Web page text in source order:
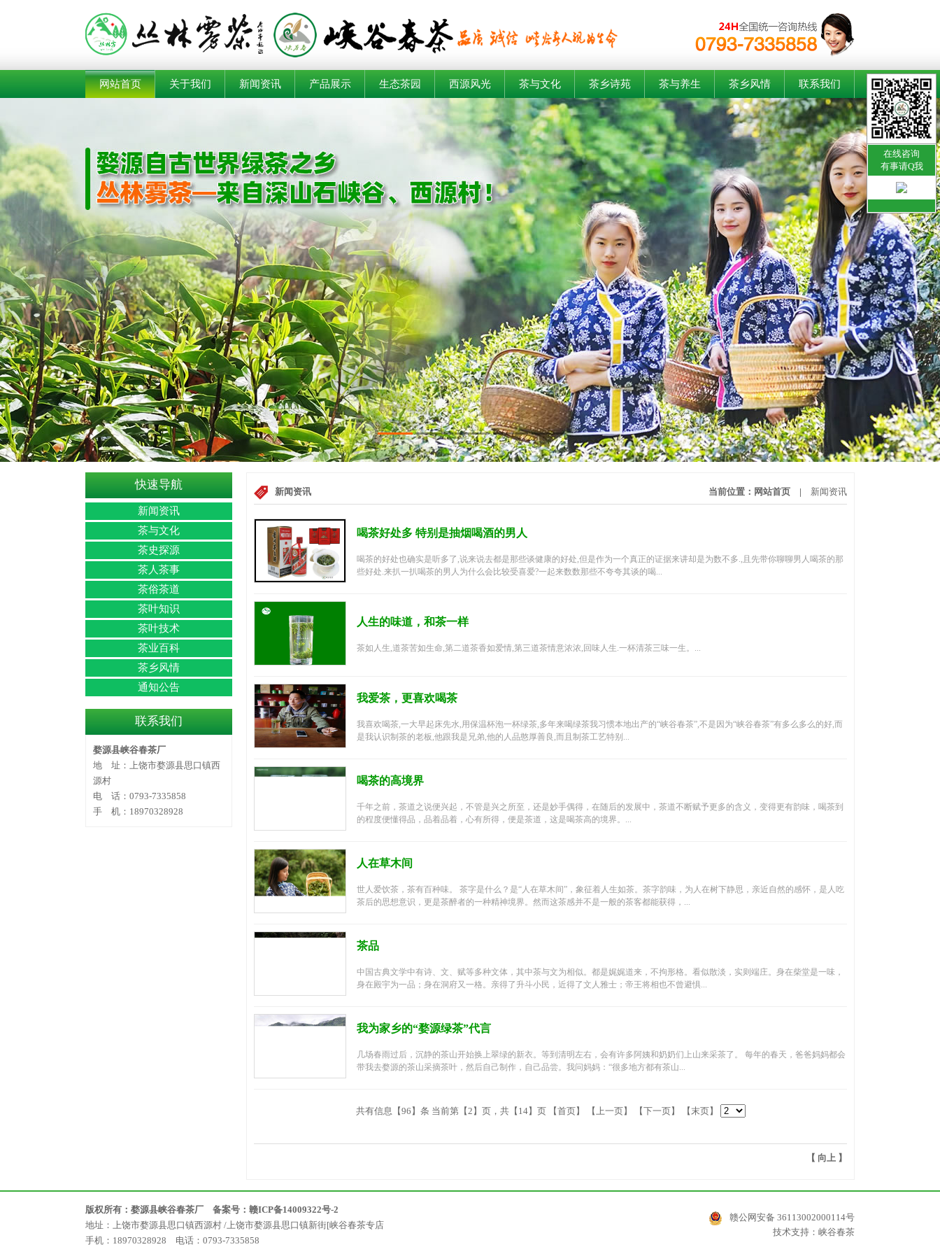
网站首页 关于我们 新闻资讯 产品展示 生态茶园 西源风光 茶与文化 茶乡诗苑 茶与养生 茶乡风情 联系我们
快速导航
新闻资讯
茶与文化
茶史探源
茶人茶事
茶俗茶道
茶叶知识
茶叶技术
茶业百科
茶乡风情
通知公告
联系我们
婺源县峡谷春茶厂
地 址：上饶市婺源县思口镇西
源村
电 话：0793-7335858
手 机：18970328928
新闻资讯 当前位置： 网站首页 | 新闻资讯
喝茶好处多 特别是抽烟喝酒的男人
喝茶的好处也确实是听多了,说来说去都是那些谈健康的好处,但是作为一个真正的证据来讲却是为数不多.,且先带你聊聊男人喝茶的那
些好处.来扒一扒喝茶的男人为什么会比较受喜爱?一起来数数那些不夸夸其谈的喝...
人生的味道，和茶一样
茶如人生,道茶苦如生命,第二道茶香如爱情,第三道茶情意浓浓,回味人生.一杯清茶三味一生。...
我爱茶，更喜欢喝茶
我喜欢喝茶,一大早起床先水,用保温杯泡一杯绿茶,多年来喝绿茶我习惯本地出产的“峡谷春茶”,不是因为“峡谷春茶”有多么多么的好,而
是我认识制茶的老板,他跟我是兄弟,他的人品憨厚善良,而且制茶工艺特别...
喝茶的高境界
千年之前，茶道之说便兴起，不管是兴之所至，还是妙手偶得，在随后的发展中，茶道不断赋予更多的含义，变得更有韵味，喝茶到
的程度便懂得品，品着品着，心有所得，便是茶道，这是喝茶高的境界。...
人在草木间
世人爱饮茶，茶有百种味。 茶字是什么？是“人在草木间”，象征着人生如茶。茶字韵味，为人在树下静思，亲近自然的感怀，是人吃
茶后的思想意识，更是茶醉者的一种精神境界。然而这茶感并不是一般的茶客都能获得，...
茶品
中国古典文学中有诗、文、赋等多种文体，其中茶与文为相似。都是娓娓道来，不拘形格。看似散淡，实则端庄。身在柴堂是一味，
身在殿宇为一品；身在洞府又一格。亲得了升斗小民，近得了文人雅士；帝王将相也不曾避惧...
我为家乡的“婺源绿茶”代言
几场春雨过后，沉静的茶山开始换上翠绿的新衣。等到清明左右，会有许多阿姨和奶奶们上山来采茶了。 每年的春天，爸爸妈妈都会
带我去婺源的茶山采摘茶叶，然后自己制作，自己品尝。我问妈妈：“很多地方都有茶山...
共有信息【96】条 当前第【2】页，共【14】页 【首页】 【上一页】 【下一页】 【末页】
【 向上 】
版权所有：婺源县峡谷春茶厂 备案号： 赣ICP备14009322号-2
地址：上饶市婺源县思口镇西源村 /上饶市婺源县思口镇新街[峡谷春茶专店
手机：18970328928 电话：0793-7335858
赣公网安备 36113002000114号
技术支持： 峡谷春茶
在线咨询
有事请Q我